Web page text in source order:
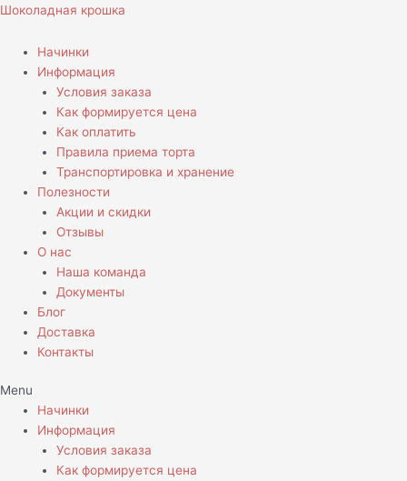
Перейти
содержимому
Шоколадная крошка
Начинки
Информация
Условия заказа
Как формируется цена
Как оплатить
Правила приема торта
Транспортировка и хранение
Полезности
Акции и скидки
Отзывы
О нас
Наша команда
Документы
Блог
Доставка
Контакты
Menu
Начинки
Информация
Условия заказа
Как формируется цена